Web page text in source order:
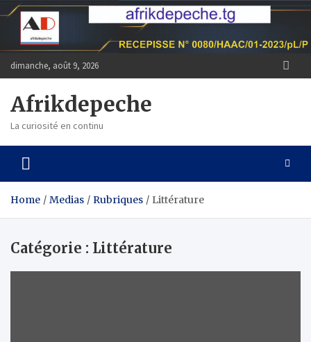
Skip
content
dimanche, août 9, 2026
Afrikdepeche
La curiosité en continu
Home Medias Rubriques Littérature
Catégorie : Littérature